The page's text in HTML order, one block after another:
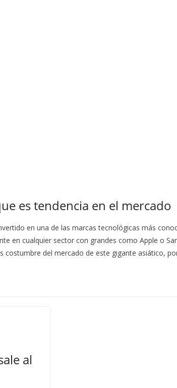
es tendencia en el mercado
en una de las marcas tecnológicas más
en cualquier sector con grandes como Apple o
costumbre del mercado de este gigante asiático,
al